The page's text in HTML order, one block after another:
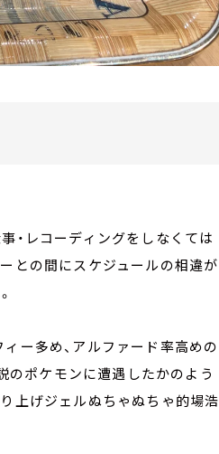
・レコーディングをしなくては
との間にスケジュールの相違が
ー多め、アルファード率高めの
のポケモンに遭遇したかのよう
上げジェルぬちゃぬちゃ的場浩